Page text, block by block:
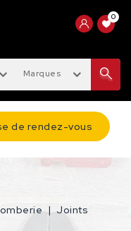
0
Marques
de rendez-vous
Joints